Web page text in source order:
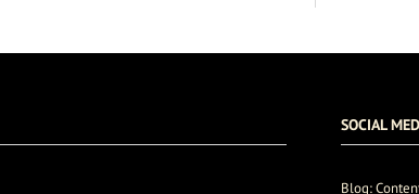
SOCIAL
Blog: